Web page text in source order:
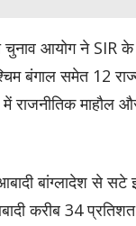
आयोग ने SIR
बंगाल समेत 12
माहौल और
बांग्लादेश से सटे
करीब 34